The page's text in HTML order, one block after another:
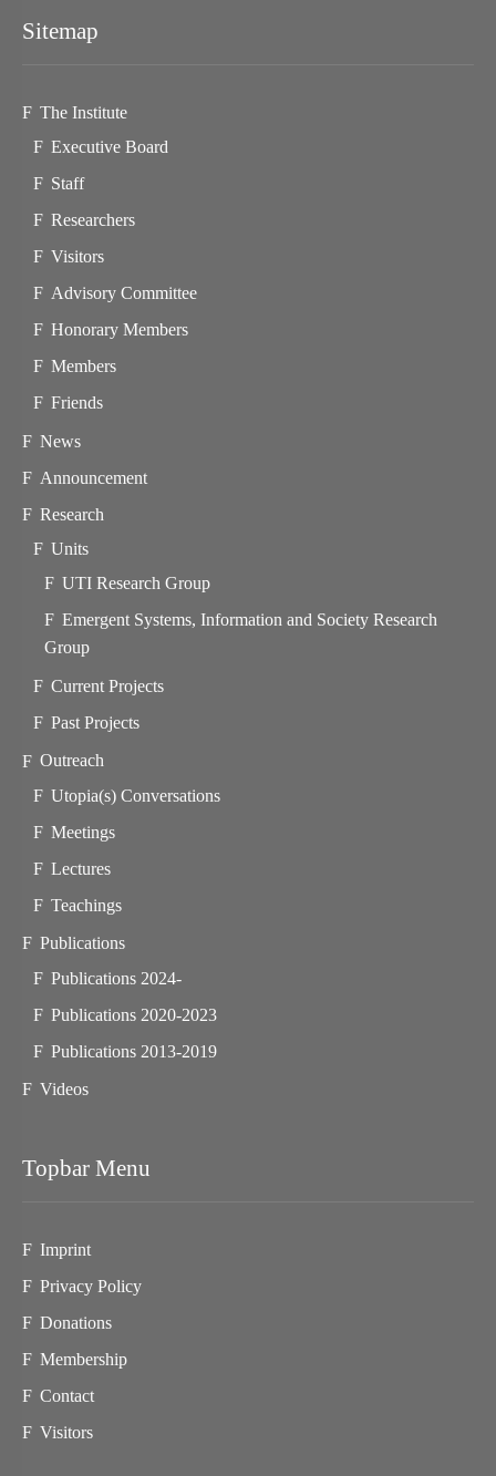
Sitemap
The Institute
Executive Board
Staff
Researchers
Visitors
Advisory Committee
Honorary Members
Members
Friends
News
Announcement
Research
Units
UTI Research Group
Emergent Systems, Information and Society Research
Group
Current Projects
Past Projects
Outreach
Utopia(s) Conversations
Meetings
Lectures
Teachings
Publications
Publications 2024-
Publications 2020-2023
Publications 2013-2019
Videos
Topbar Menu
Imprint
Privacy Policy
Donations
Membership
Contact
Visitors